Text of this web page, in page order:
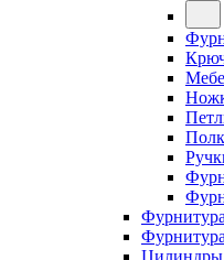
Цилиндры